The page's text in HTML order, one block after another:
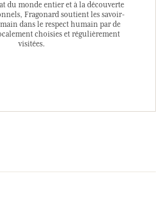
du monde entier et à la découverte
Fragonard soutient les savoir-
dans le respect humain par de
choisies et régulièrement
visitées.